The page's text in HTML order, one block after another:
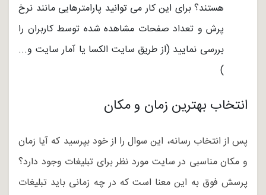
هستند؟ برای این کار می توانید پارامترهایی مانند نرخ
پرش و تعداد صفحات مشاهده شده توسط کاربران را
بررسی نمایید (از طریق سایت الکسا یا آمار سایت و...
)
انتخاب بهترین زمان و مکان
پس از انتخاب رسانه، این سوال را از خود بپرسید که آیا زمان
و مکان مناسبی در سایت مورد نظر برای تبلیغات وجود دارد؟
پرسش فوق به این معنا است که در چه زمانی باید تبلیغات